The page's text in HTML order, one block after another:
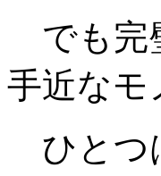
でも完
手近なモ
ひとつ